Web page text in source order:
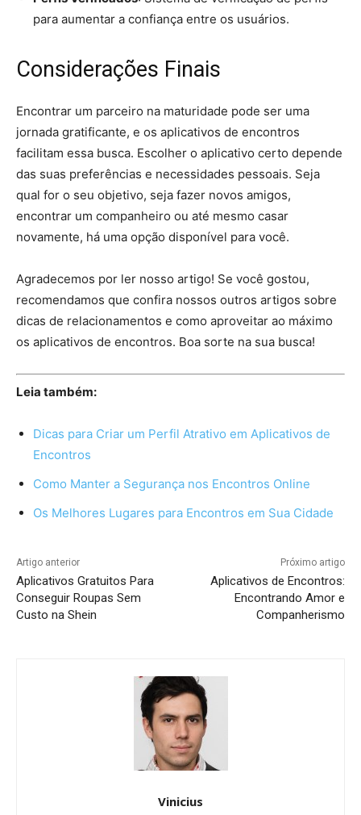
para aumentar a confiança entre os usuários.
Considerações Finais
Encontrar um parceiro na maturidade pode ser uma
jornada gratificante, e os aplicativos de encontros
facilitam essa busca. Escolher o aplicativo certo depende
das suas preferências e necessidades pessoais. Seja
qual for o seu objetivo, seja fazer novos amigos,
encontrar um companheiro ou até mesmo casar
novamente, há uma opção disponível para você.
Agradecemos por ler nosso artigo! Se você gostou,
recomendamos que confira nossos outros artigos sobre
dicas de relacionamentos e como aproveitar ao máximo
os aplicativos de encontros. Boa sorte na sua busca!
Leia também:
Dicas para Criar um Perfil Atrativo em Aplicativos de
Encontros
Como Manter a Segurança nos Encontros Online
Os Melhores Lugares para Encontros em Sua Cidade
Artigo anterior
Aplicativos Gratuitos Para
Conseguir Roupas Sem
Custo na Shein
Próximo artigo
Aplicativos de Encontros:
Encontrando Amor e
Companherismo
Vinicius